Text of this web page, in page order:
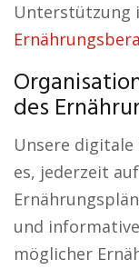
Unterstützung
des
Unsere
es, jederzeit
und
möglicher